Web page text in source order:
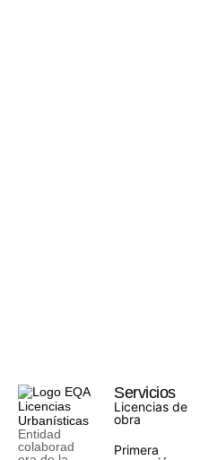
Entidad
colaborad
Servicios
Licencias de
obra
Primera